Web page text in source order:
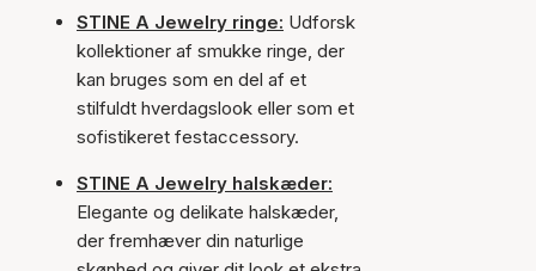
STINE A Jewelry ringe: Udforsk
kollektioner af smukke ringe, der
kan bruges som en del af et
stilfuldt hverdagslook eller som et
sofistikeret festaccessory.
STINE A Jewelry halskæder:
Elegante og delikate halskæder,
der fremhæver din naturlige